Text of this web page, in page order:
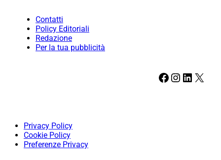
Contatti
Policy Editoriali
Redazione
Per la tua pubblicità
Facebook Instagram LinkedIn X
Privacy Policy
Cookie Policy
Preferenze Privacy